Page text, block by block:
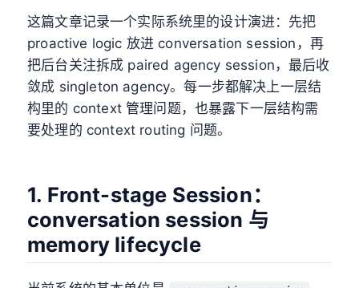
这篇文章记录一个实际系统里的设计演进：先把
proactive logic 放进 conversation session，再
把后台关注拆成 paired agency session，最后收
敛成 singleton agency。每一步都解决上一层结
构里的 context 管理问题，也暴露下一层结构需
要处理的 context routing 问题。
1. Front-stage Session：
conversation session 与
memory lifecycle